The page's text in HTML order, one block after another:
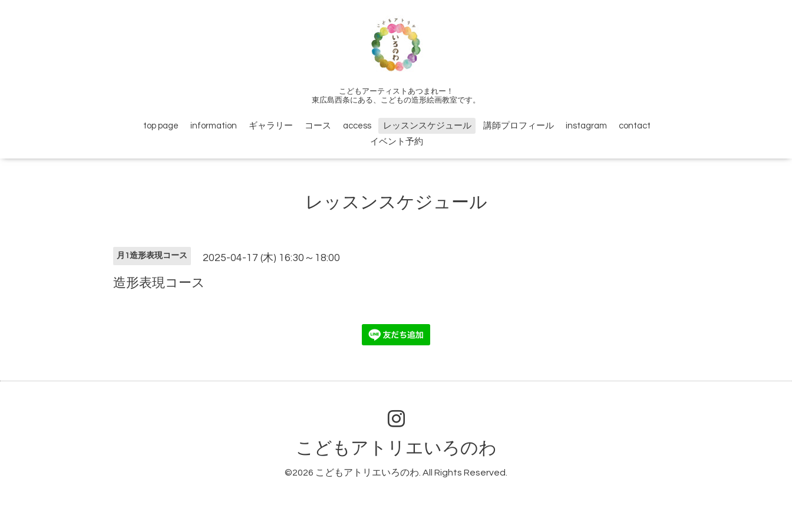
こどもアーティストあつまれー！
東広島西条にある、こどもの造形絵画教室です。
top page information ギャラリー コース access レッスンスケジュール 講師プロフィール instagram
contact
イベント予約
レッスンスケジュール
月1造形表現コース 2025-04-17 (木) 16:30～18:00
造形表現コース
こどもアトリエいろのわ
©2026 こどもアトリエいろのわ . All Rights Reserved.